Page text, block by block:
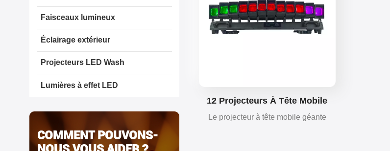
Faisceaux lumineux
Éclairage extérieur
Projecteurs LED Wash
Lumières à effet LED
COMMENT POUVONS-
12 Projecteurs À Tête Mobile
Géants De 60 W À Effet Vague
Le projecteur à tête mobile géante